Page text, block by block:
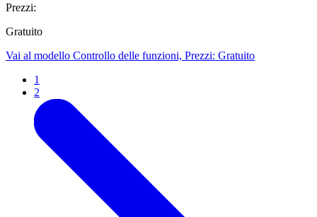
Prezzi:
Gratuito
Vai al modello Controllo delle funzioni, Prezzi: Gratuito
1
2